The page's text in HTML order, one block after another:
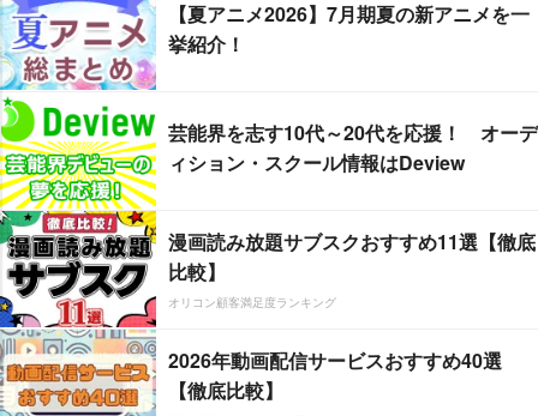
【夏アニメ2026】7月期夏の新アニメを一
挙紹介！
芸能界を志す10代～20代を応援！ オーデ
ィション・スクール情報はDeview
漫画読み放題サブスクおすすめ11選【徹底
比較】
オリコン顧客満足度ランキング
2026年動画配信サービスおすすめ40選
【徹底比較】